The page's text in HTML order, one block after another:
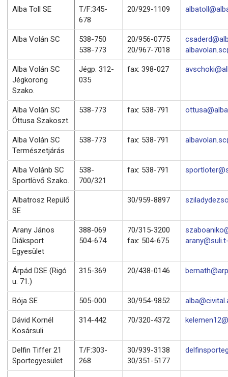
Alba Toll SE
T/F:345-
678
20/929-1109
Alba Volán SC
538-750
538-773
20/956-0775
20/967-7018
Alba Volán SC
Jégkorong
Szako.
Jégp. 312-
035
fax: 398-027
Alba Volán SC
Öttusa Szakoszt.
538-773 fax: 538-791
Alba Volán SC
Természetjárás
538-773 fax: 538-791
Alba Volánb SC
Sportlövő Szako.
538-
700/321
fax: 538-791
Albatrosz Repülő
SE
30/959-8897
Arany János
Diáksport
Egyesület
388-069
504-674
70/315-3200
fax: 504-675
Árpád DSE (Rigó
u. 71.)
315-369 20/438-0146
Bója SE 505-000 30/954-9852
Dávid Kornél
Kosársuli
314-442 70/320-4372
Delfin Tiffer 21
Sportegyesület
T/F:303-
268
30/939-3138
30/351-5177